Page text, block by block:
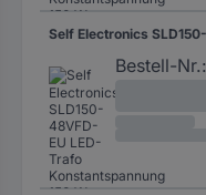
Bestell-Nr.: